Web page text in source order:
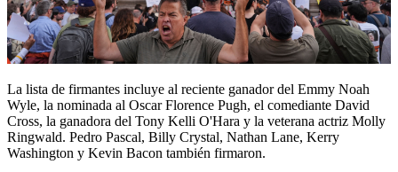
La lista de firmantes incluye al reciente ganador del Emmy Noah
Wyle, la nominada al Oscar Florence Pugh, el comediante David
Cross, la ganadora del Tony Kelli O'Hara y la veterana actriz Molly
Ringwald. Pedro Pascal, Billy Crystal, Nathan Lane, Kerry
Washington y Kevin Bacon también firmaron.